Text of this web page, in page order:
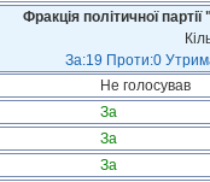
Фракція політичної
За:19 Проти:0
Не голосував
За
За
За